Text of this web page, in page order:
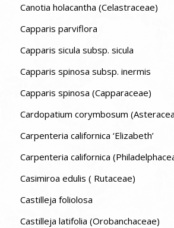
Canotia holacantha (Celastraceae)
Capparis parviflora
Capparis sicula subsp. sicula
Capparis spinosa subsp. inermis
Capparis spinosa (Capparaceae)
Cardopatium corymbosum
Carpenteria californica ‘Elizabeth’
Carpenteria californica
Casimiroa edulis ( Rutaceae)
Castilleja foliolosa
Castilleja latifolia (Orobanchaceae)